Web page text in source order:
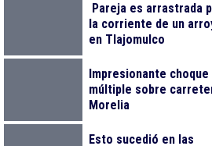
Pareja es arrastrada
la corriente de un
en Tlajomulco
Impresionante choque
múltiple sobre
Morelia
Esto sucedió en las